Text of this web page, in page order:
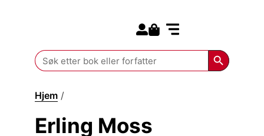
Search
for:
Search
Hjem /
Erling Moss